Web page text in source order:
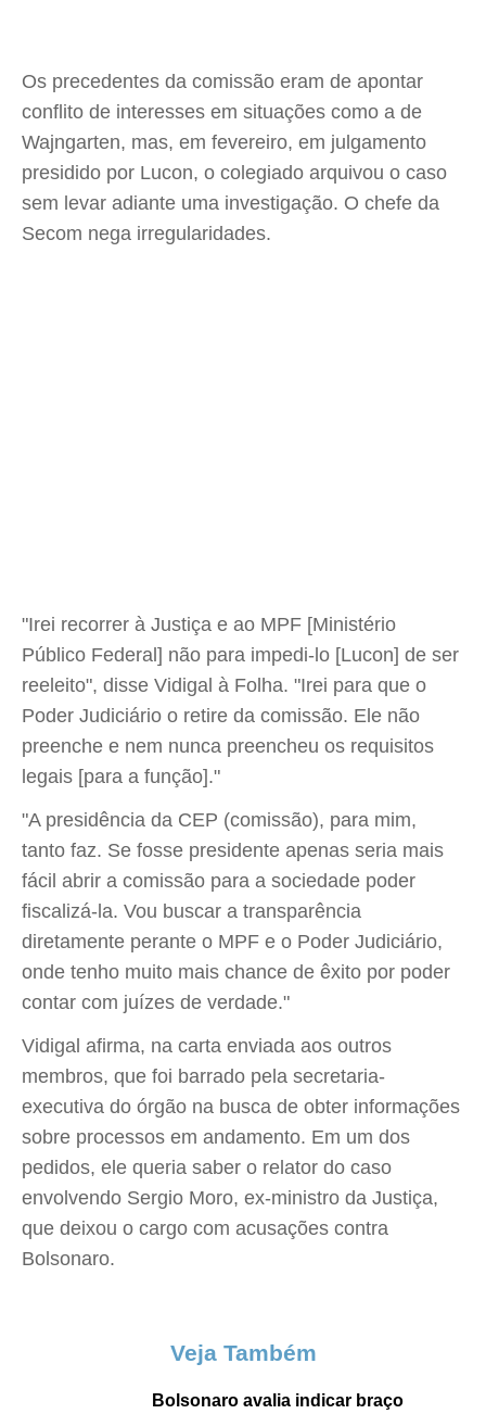
Os precedentes da comissão eram de apontar
conflito de interesses em situações como a de
Wajngarten, mas, em fevereiro, em julgamento
presidido por Lucon, o colegiado arquivou o caso
sem levar adiante uma investigação. O chefe da
Secom nega irregularidades.
"Irei recorrer à Justiça e ao MPF [Ministério
Público Federal] não para impedi-lo [Lucon] de ser
reeleito", disse Vidigal à Folha. "Irei para que o
Poder Judiciário o retire da comissão. Ele não
preenche e nem nunca preencheu os requisitos
legais [para a função]."
"A presidência da CEP (comissão), para mim,
tanto faz. Se fosse presidente apenas seria mais
fácil abrir a comissão para a sociedade poder
fiscalizá-la. Vou buscar a transparência
diretamente perante o MPF e o Poder Judiciário,
onde tenho muito mais chance de êxito por poder
contar com juízes de verdade."
Vidigal afirma, na carta enviada aos outros
membros, que foi barrado pela secretaria-
executiva do órgão na busca de obter informações
sobre processos em andamento. Em um dos
pedidos, ele queria saber o relator do caso
envolvendo Sergio Moro, ex-ministro da Justiça,
que deixou o cargo com acusações contra
Bolsonaro.
Veja Também
Bolsonaro avalia indicar braço